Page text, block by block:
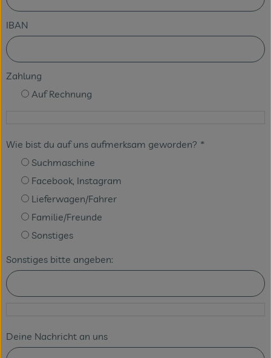
IBAN
Zahlung
Auf Rechnung
Wie bist du auf uns aufmerksam geworden? *
Suchmaschine
Facebook, Instagram
Lieferwagen/Fahrer
Familie/Freunde
Sonstiges
Sonstiges bitte angeben:
Deine Nachricht an uns